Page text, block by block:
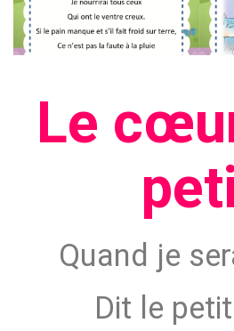
Le
Quand je
Dit le